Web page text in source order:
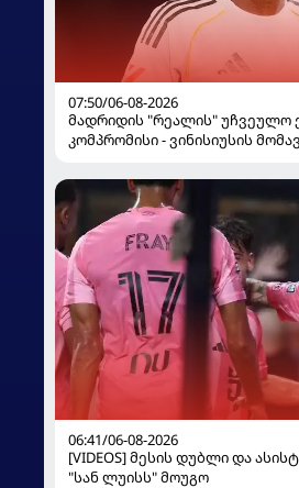
07:50/06-08-2026
მადრიდის "რეალის" უჩვეულო
კომპრომისი - ვინისიუსის
06:41/06-08-2026
[VIDEOS] მესის დუბლი და
"სან ლუისს" მოუგო